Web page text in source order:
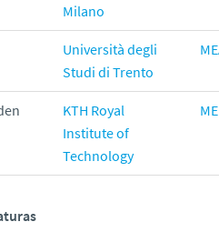
Milano
Università degli
Studi di Trento
KTH Royal
Institute of
Technology